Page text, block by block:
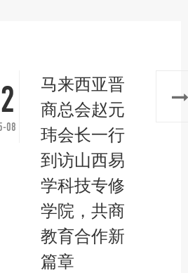
08
马来西亚晋
商总会赵元
玮会长一行
到访山西易
学科技专修
学院，共商
教育合作新
篇章